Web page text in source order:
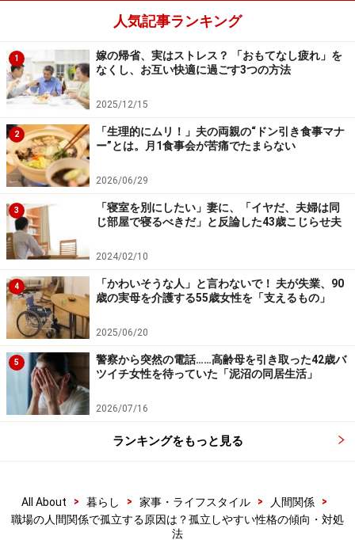
ともあります。癖は自覚しにくいものですが、以下のよ
うな話し方に心当たりがないか、チェックしてみてくだ
さい。
■茶化したり、悪気なく鼻で笑ったりしてしまう
自分が意見を言った後や人の意見を聞いた後に、
「ふふん」と鼻で笑ってしまうことがある
意見を求められたときにはっきり返答せず、茶化し
てうやむやにしてしまう
■主張がはっきりしない
「私はこう思う」とはっきり自分の意思を伝えるの
が苦手
「○○かもしれないですね。でも××なのかも」などと
あいまいな言い方をして、断定を避けている
■相手と向き合って話をするのが苦手
会話をしているときに、相手の顔を見ていない、目
をそらしている
話し方は、コミュニケーションに対する本人の姿勢を浮
き彫りにします。したがって、自分が普段どのような話
人気記事ランキング
1
嫁の帰省、実はストレス？ 「おもてなし疲れ」を
なくし、お互い快適に過ごす3つの方法
2025/12/15
2
「生理的にムリ！」夫の両親の“ドン引き食事マナ
ー”とは。月1食事会が苦痛でたまらない
2026/06/29
3
「寝室を別にしたい」妻に、「イヤだ、夫婦は同
じ部屋で寝るべきだ」と反論した43歳こじらせ夫
2024/02/10
4
「かわいそうな人」と言わないで！ 夫が失業、90
歳の実母を介護する55歳女性を「支えるもの」
2025/06/20
5
警察から突然の電話……高齢母を引き取った42歳バ
ツイチ女性を待っていた「泥沼の同居生活」
2026/07/16
ランキングをもっと見る
All About > 暮らし > 家事・ライフスタイル > 人間関係
>
職場の人間関係で孤立する原因は？孤立しやすい性格の傾向・対処
法